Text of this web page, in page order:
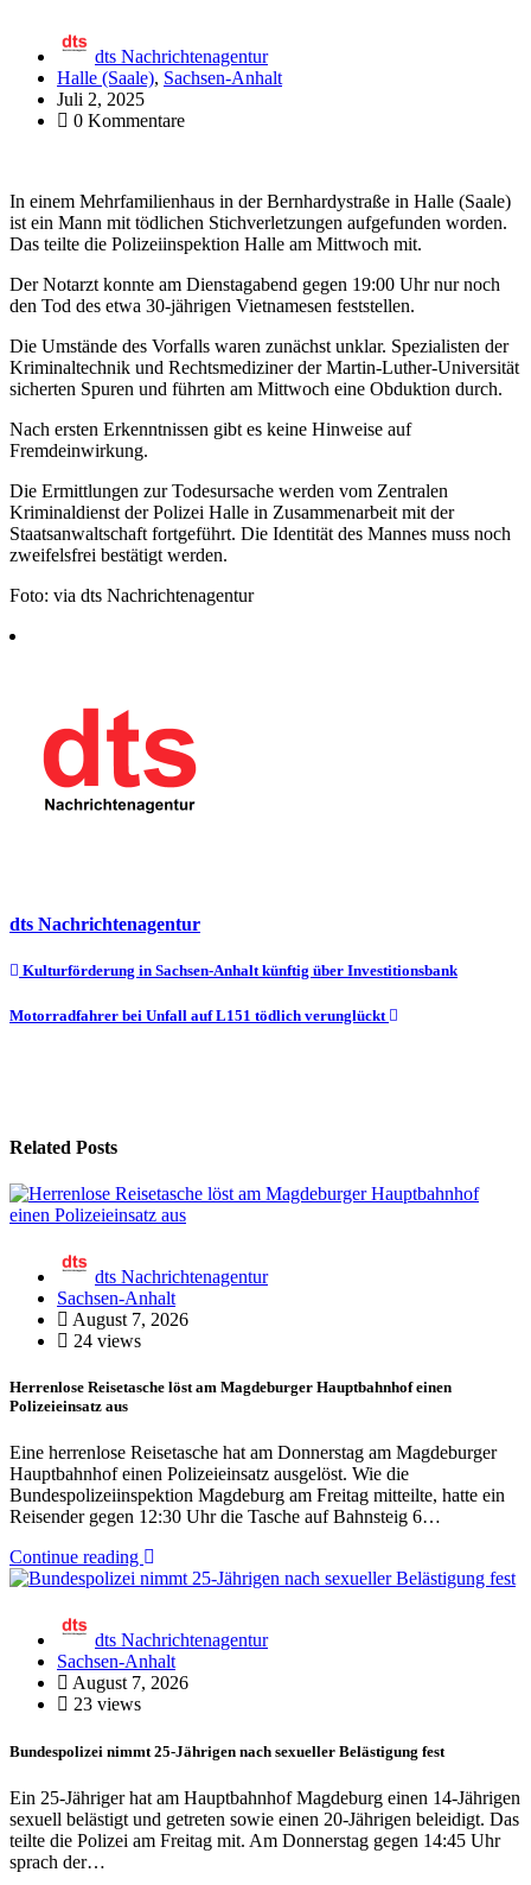
dts Nachrichtenagentur
Halle (Saale), Sachsen-Anhalt
Juli 2, 2025
0 Kommentare
In einem Mehrfamilienhaus in der Bernhardystraße in Halle (Saale)
ist ein Mann mit tödlichen Stichverletzungen aufgefunden worden.
Das teilte die Polizeiinspektion Halle am Mittwoch mit.
Der Notarzt konnte am Dienstagabend gegen 19:00 Uhr nur noch
den Tod des etwa 30-jährigen Vietnamesen feststellen.
Die Umstände des Vorfalls waren zunächst unklar. Spezialisten der
Kriminaltechnik und Rechtsmediziner der Martin-Luther-Universität
sicherten Spuren und führten am Mittwoch eine Obduktion durch.
Nach ersten Erkenntnissen gibt es keine Hinweise auf
Fremdeinwirkung.
Die Ermittlungen zur Todesursache werden vom Zentralen
Kriminaldienst der Polizei Halle in Zusammenarbeit mit der
Staatsanwaltschaft fortgeführt. Die Identität des Mannes muss noch
zweifelsfrei bestätigt werden.
Foto: via dts Nachrichtenagentur
dts Nachrichtenagentur
Beitragsnavigation
Kulturförderung in Sachsen-Anhalt künftig über Investitionsbank
Motorradfahrer bei Unfall auf L151 tödlich verunglückt
Related Posts
dts Nachrichtenagentur
Sachsen-Anhalt
August 7, 2026
24 views
Herrenlose Reisetasche löst am Magdeburger Hauptbahnhof einen
Polizeieinsatz aus
Eine herrenlose Reisetasche hat am Donnerstag am Magdeburger
Hauptbahnhof einen Polizeieinsatz ausgelöst. Wie die
Bundespolizeiinspektion Magdeburg am Freitag mitteilte, hatte ein
Reisender gegen 12:30 Uhr die Tasche auf Bahnsteig 6…
Continue reading
dts Nachrichtenagentur
Sachsen-Anhalt
August 7, 2026
23 views
Bundespolizei nimmt 25-Jährigen nach sexueller Belästigung fest
Ein 25-Jähriger hat am Hauptbahnhof Magdeburg einen 14-Jährigen
sexuell belästigt und getreten sowie einen 20-Jährigen beleidigt. Das
teilte die Polizei am Freitag mit. Am Donnerstag gegen 14:45 Uhr
sprach der…